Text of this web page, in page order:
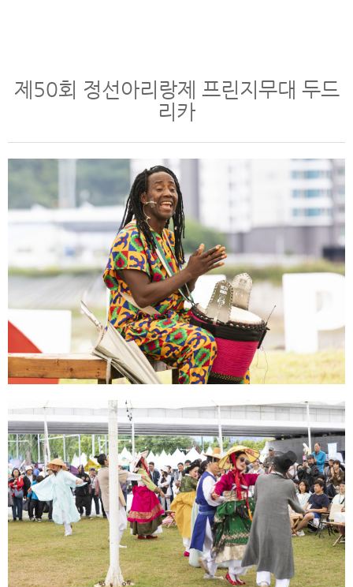
제50회 정선아리랑제 프린지무대 두드
리카